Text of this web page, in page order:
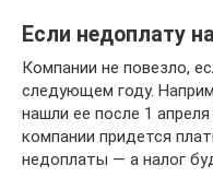
Если недоплату
Компании не повезло,
следующем году.
нашли ее после 1
компании придется
недоплаты — а налог